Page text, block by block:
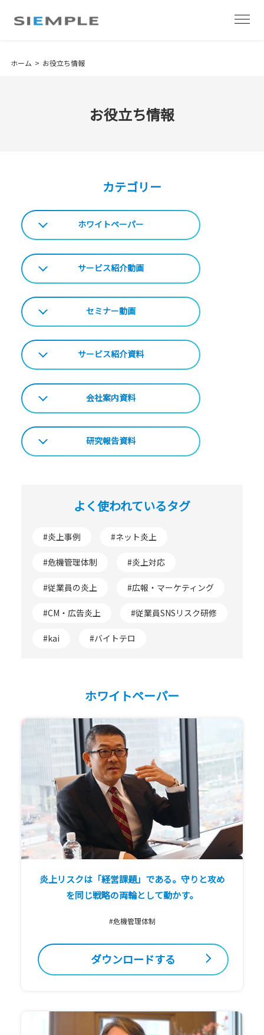
ホーム お役立ち情報
お役立ち情報
カテゴリー
ホワイトペーパー
サービス紹介動画
セミナー動画
サービス紹介資料
会社案内資料
研究報告資料
よく使われているタグ
#炎上事例 #ネット炎上
#危機管理体制 #炎上対応
#従業員の炎上 #広報・マーケティング
#CM・広告炎上 #従業員SNSリスク研修
#kai #バイトテロ
ホワイトペーパー
炎上リスクは「経営課題」である。守りと攻め
を同じ戦略の両輪として動かす。
#危機管理体制
ダウンロードする